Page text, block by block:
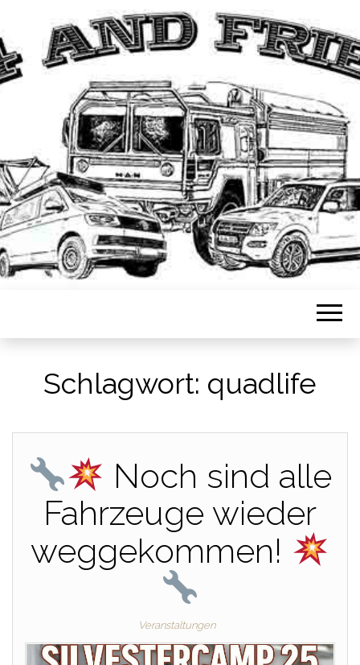
Schlagwort: quadlife
Noch sind alle
Fahrzeuge wieder
weggekommen!
Veranstaltungen